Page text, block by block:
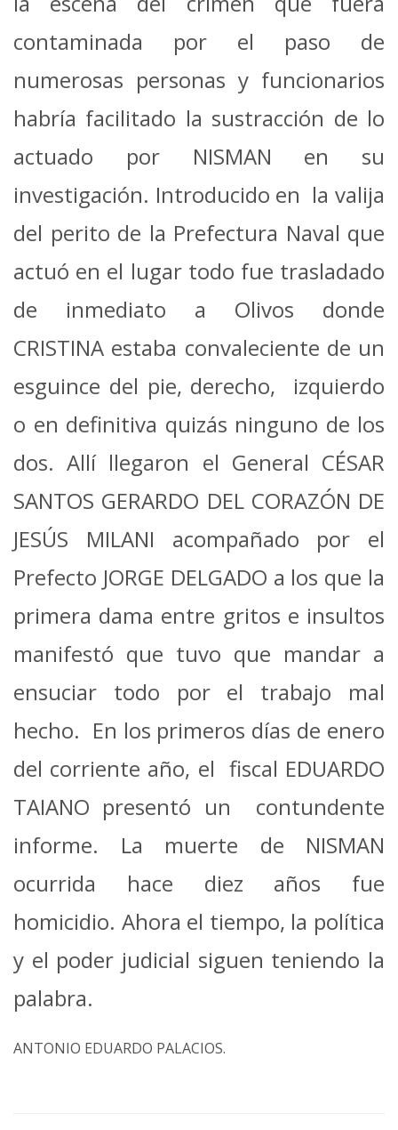
contaminada por el paso de
numerosas personas y funcionarios
habría facilitado la sustracción de lo
actuado por NISMAN en su
investigación. Introducido en la valija
del perito de la Prefectura Naval que
actuó en el lugar todo fue trasladado
de inmediato a Olivos donde
CRISTINA estaba convaleciente de un
esguince del pie, derecho, izquierdo
o en definitiva quizás ninguno de los
dos. Allí llegaron el General CÉSAR
SANTOS GERARDO DEL CORAZÓN DE
JESÚS MILANI acompañado por el
Prefecto JORGE DELGADO a los que la
primera dama entre gritos e insultos
manifestó que tuvo que mandar a
ensuciar todo por el trabajo mal
hecho. En los primeros días de enero
del corriente año, el fiscal EDUARDO
TAIANO presentó un contundente
informe. La muerte de NISMAN
ocurrida hace diez años fue
homicidio. Ahora el tiempo, la política
y el poder judicial siguen teniendo la
palabra.
ANTONIO EDUARDO PALACIOS.